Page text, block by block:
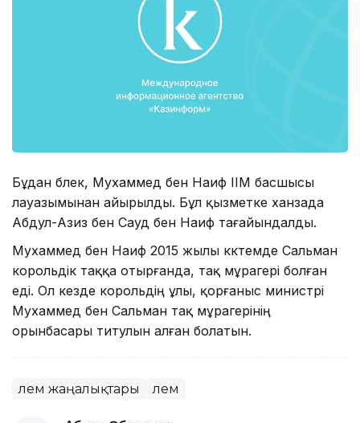
Бұдан бөлек, Мухаммед бен Наиф ІІМ басшысы
лауазымынан айырылды. Бұл қызметке ханзада
Абдул-Азиз бен Сауд бен Наиф тағайындалды.
Мухаммед бен Наиф 2015 жылы көктемде Сальман
корольдік таққа отырғанда, тақ мұрагері болған
еді. Ол кезде корольдің ұлы, қорғаныс министрі
Мухаммед бен Сальман тақ мұрагерінің
орынбасары титулын алған болатын.
Әлем жаңалықтары Әлем